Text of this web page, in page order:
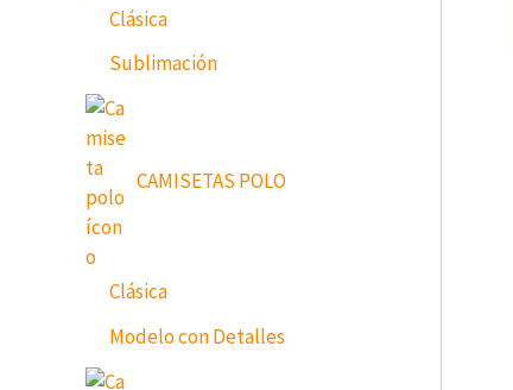
Clásica
Sublimación
CAMISETAS POLO
Clásica
Modelo con Detalles